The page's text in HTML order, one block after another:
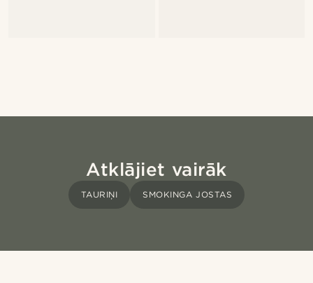
Atklājiet vairāk
TAURIŅI SMOKINGA JOSTAS